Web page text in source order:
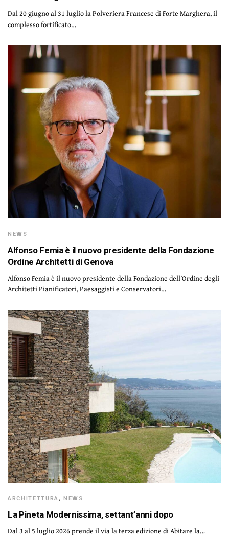
Dal 20 giugno al 31 luglio la Polveriera Francese di Forte Marghera, il
complesso fortificato…
NEWS
Alfonso Femia è il nuovo presidente della Fondazione
Ordine Architetti di Genova
Alfonso Femia è il nuovo presidente della Fondazione dell’Ordine degli
Architetti Pianificatori, Paesaggisti e Conservatori…
ARCHITETTURA,NEWS
La Pineta Modernissima, settant’anni dopo
Dal 3 al 5 luglio 2026 prende il via la terza edizione di Abitare la…